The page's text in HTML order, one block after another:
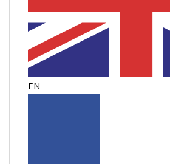
EN